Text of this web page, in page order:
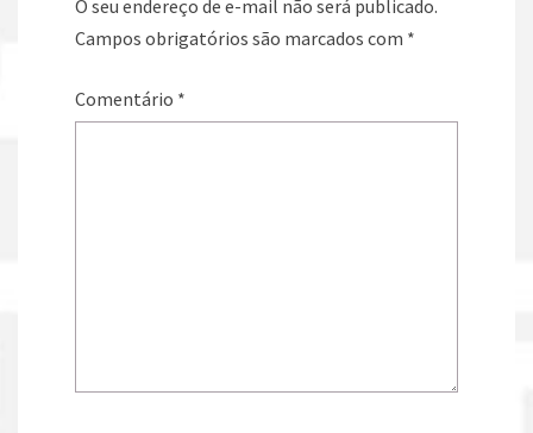
O seu endereço de e-mail não será publicado.
Campos obrigatórios são marcados com *
Comentário *